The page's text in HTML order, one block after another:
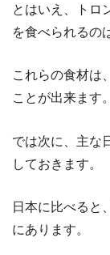
とはいえ、トロ
を食べられるの
これらの食材は、
ことが出来ます。
では次に、主な
しておきます。
日本に比べると
にあります。